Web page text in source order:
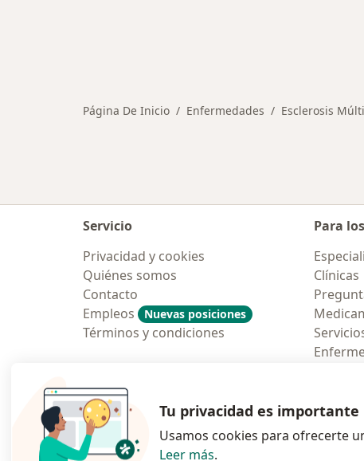
Página De Inicio Enfermedades Esclerosis
Servicio
Privacidad y cookies
Quiénes somos
Contacto
Empleos
Nuevas posiciones
Términos y condiciones
Para
Clínicas
Tu privacidad es importante
Usamos cookies para ofrecerte
Leer más.